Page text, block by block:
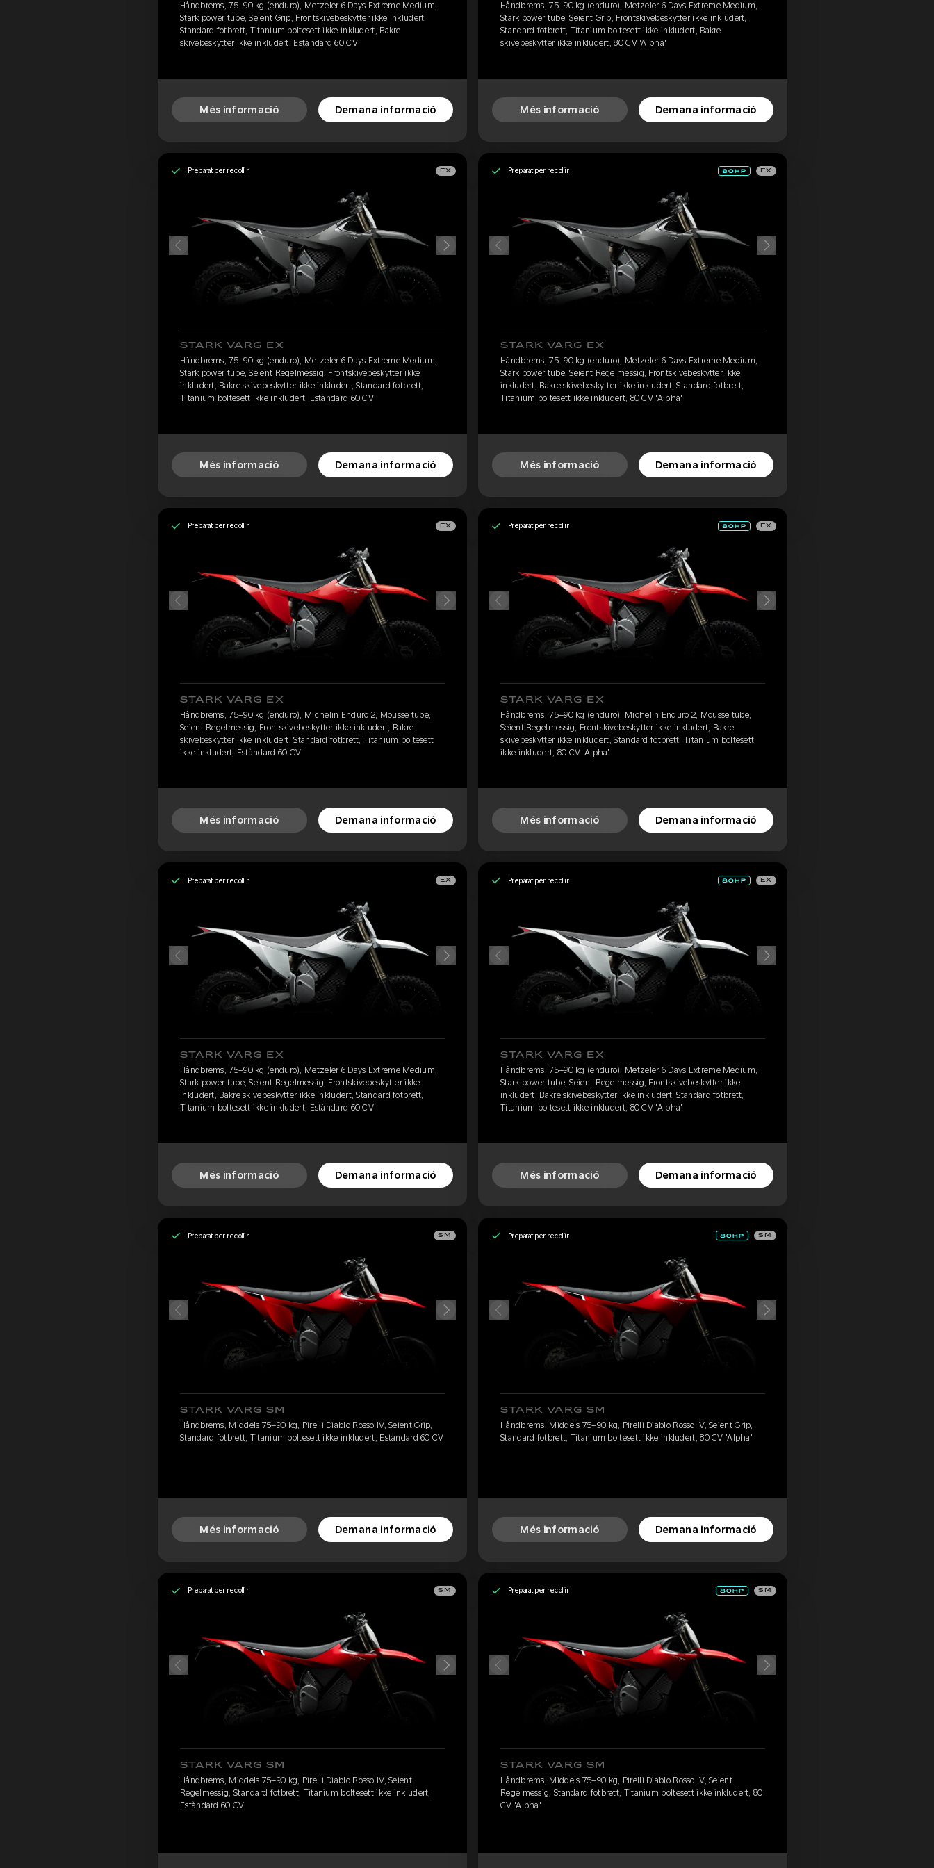
Håndbrems, 75–90 kg (enduro), Metzeler 6 Days Extreme Medium,
Stark power tube, Seient Grip, Frontskivebeskytter ikke inkludert,
Standard fotbrett, Titanium boltesett ikke inkludert, Bakre
skivebeskytter ikke inkludert, Estàndard 60 CV
Més informació Demana informació
Håndbrems, 75–90 kg (enduro), Metzeler 6 Days Extreme Medium,
Stark power tube, Seient Grip, Frontskivebeskytter ikke inkludert,
Standard fotbrett, Titanium boltesett ikke inkludert, Bakre
skivebeskytter ikke inkludert, 80 CV 'Alpha'
Més informació Demana informació
Preparat per recollir EX
STARK VARG EX
Håndbrems, 75–90 kg (enduro), Metzeler 6 Days Extreme Medium,
Stark power tube, Seient Regelmessig, Frontskivebeskytter ikke
inkludert, Bakre skivebeskytter ikke inkludert, Standard fotbrett,
Titanium boltesett ikke inkludert, Estàndard 60 CV
Més informació Demana informació
Preparat per recollir EX
STARK VARG EX
Håndbrems, 75–90 kg (enduro), Metzeler 6 Days Extreme Medium,
Stark power tube, Seient Regelmessig, Frontskivebeskytter ikke
inkludert, Bakre skivebeskytter ikke inkludert, Standard fotbrett,
Titanium boltesett ikke inkludert, 80 CV 'Alpha'
Més informació Demana informació
Preparat per recollir EX
STARK VARG EX
Håndbrems, 75–90 kg (enduro), Michelin Enduro 2, Mousse tube,
Seient Regelmessig, Frontskivebeskytter ikke inkludert, Bakre
skivebeskytter ikke inkludert, Standard fotbrett, Titanium boltesett
ikke inkludert, Estàndard 60 CV
Més informació Demana informació
Preparat per recollir EX
STARK VARG EX
Håndbrems, 75–90 kg (enduro), Michelin Enduro 2, Mousse tube,
Seient Regelmessig, Frontskivebeskytter ikke inkludert, Bakre
skivebeskytter ikke inkludert, Standard fotbrett, Titanium boltesett
ikke inkludert, 80 CV 'Alpha'
Més informació Demana informació
Preparat per recollir EX
STARK VARG EX
Håndbrems, 75–90 kg (enduro), Metzeler 6 Days Extreme Medium,
Stark power tube, Seient Regelmessig, Frontskivebeskytter ikke
inkludert, Bakre skivebeskytter ikke inkludert, Standard fotbrett,
Titanium boltesett ikke inkludert, Estàndard 60 CV
Més informació Demana informació
Preparat per recollir EX
STARK VARG EX
Håndbrems, 75–90 kg (enduro), Metzeler 6 Days Extreme Medium,
Stark power tube, Seient Regelmessig, Frontskivebeskytter ikke
inkludert, Bakre skivebeskytter ikke inkludert, Standard fotbrett,
Titanium boltesett ikke inkludert, 80 CV 'Alpha'
Més informació Demana informació
Preparat per recollir SM
STARK VARG SM
Håndbrems, Middels 75–90 kg, Pirelli Diablo Rosso IV, Seient Grip,
Standard fotbrett, Titanium boltesett ikke inkludert, Estàndard 60 CV
Més informació Demana informació
Preparat per recollir SM
STARK VARG SM
Håndbrems, Middels 75–90 kg, Pirelli Diablo Rosso IV, Seient Grip,
Standard fotbrett, Titanium boltesett ikke inkludert, 80 CV 'Alpha'
Més informació Demana informació
Preparat per recollir SM
STARK VARG SM
Håndbrems, Middels 75–90 kg, Pirelli Diablo Rosso IV, Seient
Regelmessig, Standard fotbrett, Titanium boltesett ikke inkludert,
Estàndard 60 CV
Preparat per recollir SM
STARK VARG SM
Håndbrems, Middels 75–90 kg, Pirelli Diablo Rosso IV, Seient
Regelmessig, Standard fotbrett, Titanium boltesett ikke inkludert, 80
CV 'Alpha'